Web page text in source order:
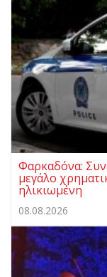
Φαρκαδόνα:
μεγάλο
ηλικιωμένη
08.08.2026